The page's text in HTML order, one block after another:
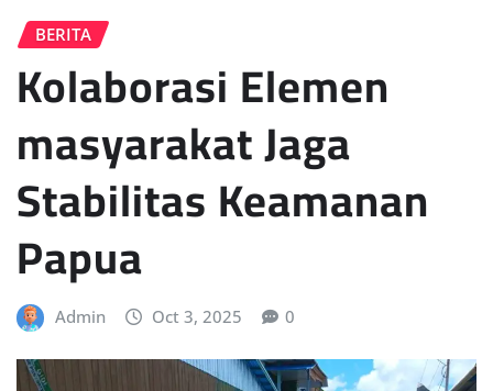
BERITA
Kolaborasi Elemen
masyarakat Jaga
Stabilitas Keamanan
Papua
Admin Oct 3, 2025 0